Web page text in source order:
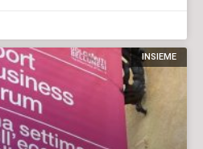
INSIEME